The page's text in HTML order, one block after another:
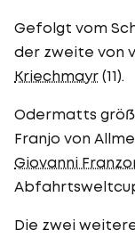
Gefolgt vom
der zweite von
Kriechmayr (11).
Odermatts
Franjo von
Giovanni
Die zwei